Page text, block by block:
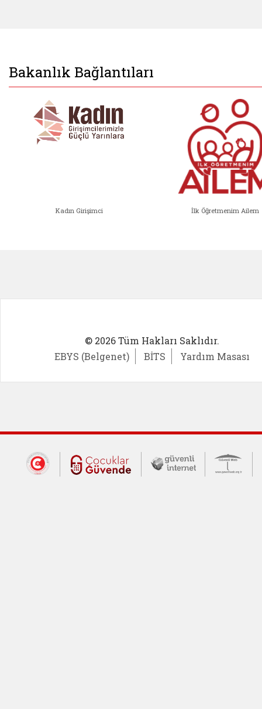
Bakanlık Bağlantıları
Kadın Girişimci İlk Öğretmenim Ailem
© 2026 Tüm Hakları Saklıdır.
EBYS (Belgenet)
BİTS Yardım Masası
Dış Bağlantılar
Cumhurbaşkanlığı İletişim Merkezi
Çocuklar Güvende (yeni
Güvenli